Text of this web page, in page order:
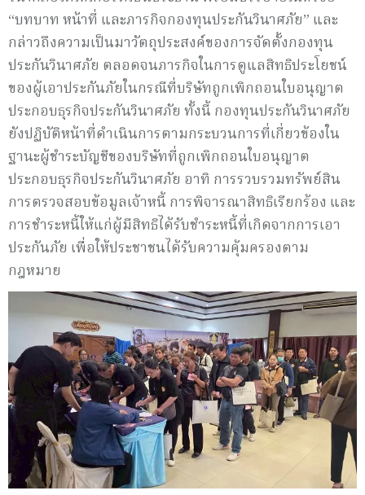
“บทบาท หน้าที่ และภารกิจกองทุนประกันวินาศภัย” และ
กล่าวถึงความเป็นมาวัตถุประสงค์ของการจัดตั้งกองทุน
ประกันวินาศภัย ตลอดจนภารกิจในการดูแลสิทธิประโยชน์
ของผู้เอาประกันภัยในกรณีที่บริษัทถูกเพิกถอนใบอนุญาต
ประกอบธุรกิจประกันวินาศภัย ทั้งนี้ กองทุนประกันวินาศภัย
ยังปฏิบัติหน้าที่ดำเนินการตามกระบวนการที่เกี่ยวข้องใน
ฐานะผู้ชำระบัญชีของบริษัทที่ถูกเพิกถอนใบอนุญาต
ประกอบธุรกิจประกันวินาศภัย อาทิ การรวบรวมทรัพย์สิน
การตรวจสอบข้อมูลเจ้าหนี้ การพิจารณาสิทธิเรียกร้อง และ
การชำระหนี้ให้แก่ผู้มีสิทธิได้รับชำระหนี้ที่เกิดจากการเอา
ประกันภัย เพื่อให้ประชาชนได้รับความคุ้มครองตาม
กฎหมาย